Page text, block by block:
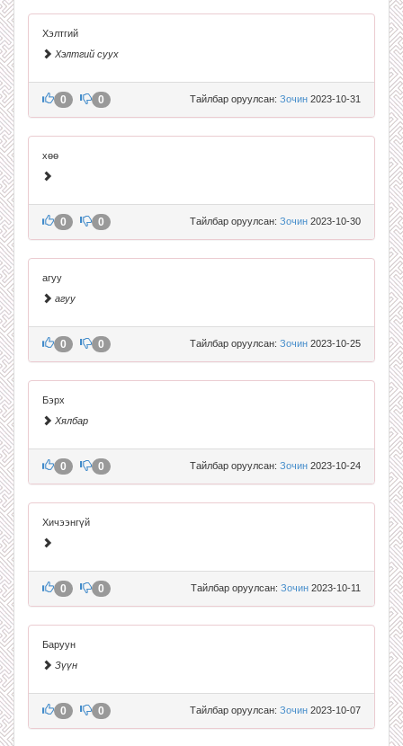
Хэлтгий
Хэлтгий суух
Тайлбар оруулсан: Зочин 2023-10-31
0 0
хөө
Тайлбар оруулсан: Зочин 2023-10-30
0 0
агуу
агуу
Тайлбар оруулсан: Зочин 2023-10-25
0 0
Бэрх
Хялбар
Тайлбар оруулсан: Зочин 2023-10-24
0 0
Хичээнгүй
Тайлбар оруулсан: Зочин 2023-10-11
0 0
Баруун
Зүүн
Тайлбар оруулсан: Зочин 2023-10-07
0 0